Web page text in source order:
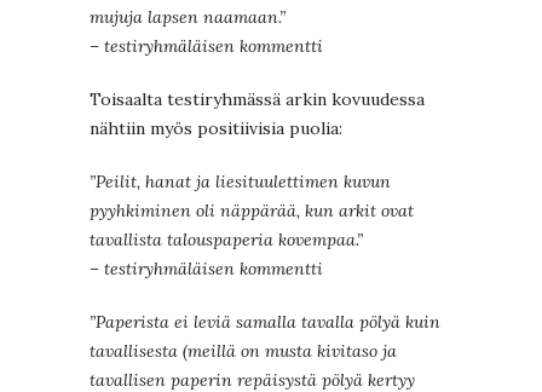
mujuja lapsen naamaan.”
– testiryhmäläisen kommentti
Toisaalta testiryhmässä arkin kovuudessa
nähtiin myös positiivisia puolia:
”Peilit, hanat ja liesituulettimen kuvun
pyyhkiminen oli näppärää, kun arkit ovat
tavallista talouspaperia kovempaa.”
– testiryhmäläisen kommentti
”Paperista ei leviä samalla tavalla pölyä kuin
tavallisesta (meillä on musta kivitaso ja
tavallisen paperin repäisystä pölyä kertyy